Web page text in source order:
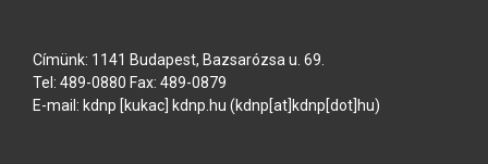
Címünk: 1141 Budapest, Bazsarózsa u. 69.
Tel: 489-0880 Fax: 489-0879
E-mail: kdnp [kukac] kdnp hu (kdnp[at]kdnp[dot]hu)